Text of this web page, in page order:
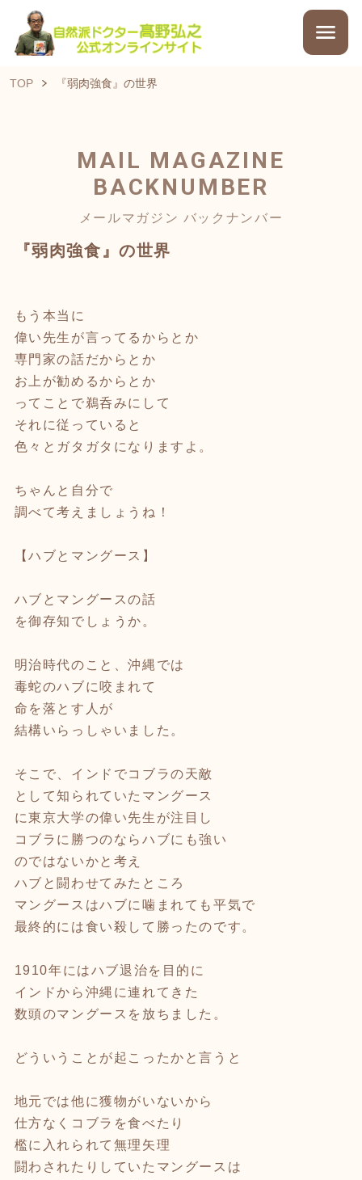
TOP 『弱肉強食』の世界
MAIL MAGAZINE
BACKNUMBER
メールマガジン バックナンバー
『弱肉強食』の世界
もう本当に
偉い先生が言ってるからとか
専門家の話だからとか
お上が勧めるからとか
ってことで鵜呑みにして
それに従っていると
色々とガタガタになりますよ。
ちゃんと自分で
調べて考えましょうね！
【ハブとマングース】
ハブとマングースの話
を御存知でしょうか。
明治時代のこと、沖縄では
毒蛇のハブに咬まれて
命を落とす人が
結構いらっしゃいました。
そこで、インドでコブラの天敵
として知られていたマングース
に東京大学の偉い先生が注目し
コブラに勝つのならハブにも強い
のではないかと考え
ハブと闘わせてみたところ
マングースはハブに噛まれても平気で
最終的には食い殺して勝ったのです。
1910年にはハブ退治を目的に
インドから沖縄に連れてきた
数頭のマングースを放ちました。
どういうことが起こったかと言うと
地元では他に獲物がいないから
仕方なくコブラを食べたり
檻に入れられて無理矢理
闘わされたりしていたマングースは